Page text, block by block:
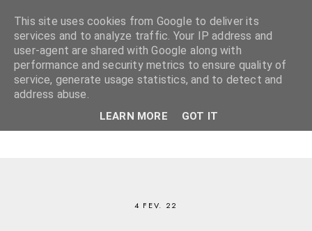
4 FEV. 22
This site uses cookies from Google to deliver its
services and to analyze traffic. Your IP address and
user-agent are shared with Google along with
performance and security metrics to ensure quality of
service, generate usage statistics, and to detect and
address abuse.
LEARN MORE GOT IT